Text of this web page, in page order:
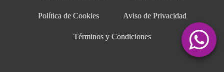
Política de Cookies Aviso de Privacidad
Términos y Condiciones